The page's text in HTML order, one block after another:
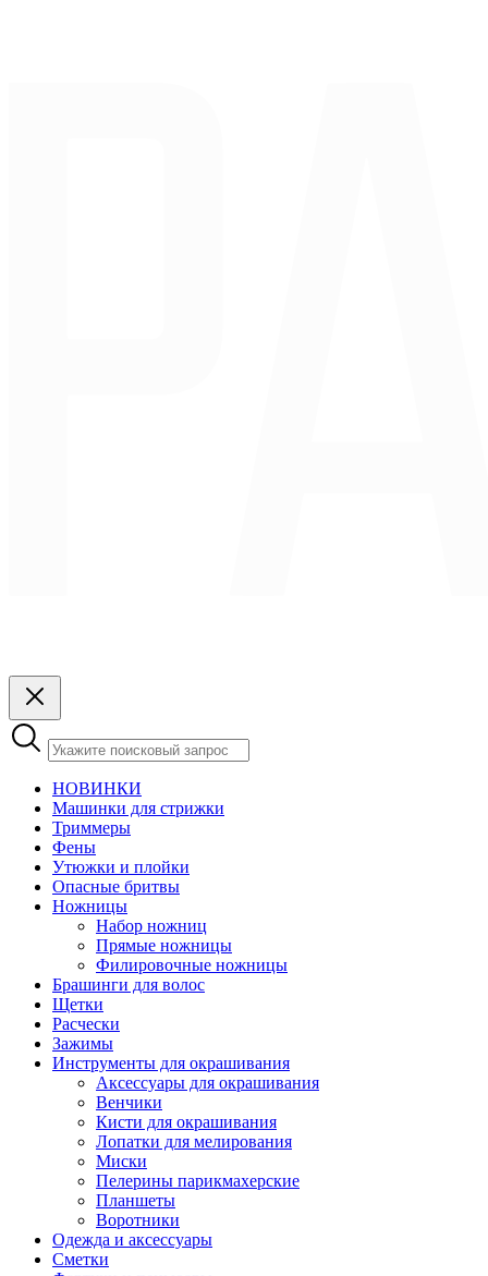
НОВИНКИ
Машинки для стрижки
Триммеры
Фены
Утюжки и плойки
Опасные бритвы
Ножницы
Набор ножниц
Прямые ножницы
Филировочные ножницы
Брашинги для волос
Щетки
Расчески
Зажимы
Инструменты для окрашивания
Аксессуары для окрашивания
Венчики
Кисти для окрашивания
Лопатки для мелирования
Миски
Пелерины парикмахерские
Планшеты
Воротники
Одежда и аксессуары
Сметки